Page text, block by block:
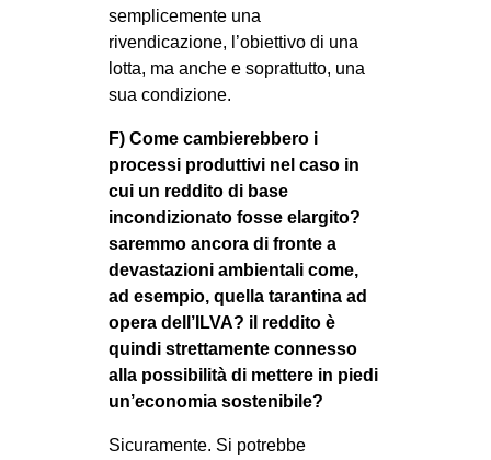
semplicemente una
rivendicazione, l’obiettivo di una
lotta, ma anche e soprattutto, una
sua condizione.
F) Come cambierebbero i
processi produttivi nel caso in
cui un reddito di base
incondizionato fosse elargito?
saremmo ancora di fronte a
devastazioni ambientali come,
ad esempio, quella tarantina ad
opera dell’ILVA? il reddito è
quindi strettamente connesso
alla possibilità di mettere in piedi
un’economia sostenibile?
Sicuramente. Si potrebbe